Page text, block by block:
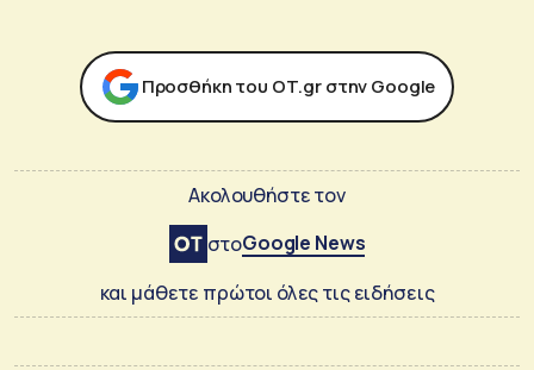
Προσθήκη του ΟΤ.gr στην Google
Ακολουθήστε τον
στοGoogle News
και μάθετε πρώτοι όλες τις ειδήσεις